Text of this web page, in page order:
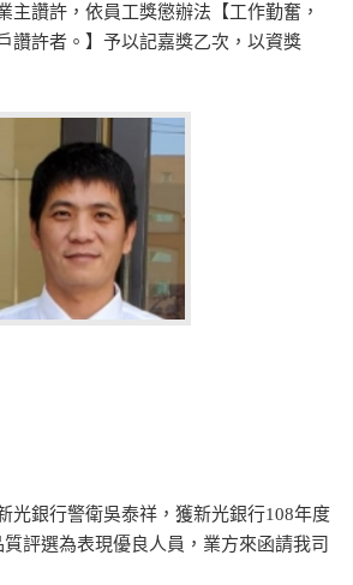
主讚許，依員工獎懲辦法【工作勤奮，
讚許者。】予以記嘉獎乙次，以資獎
光銀行警衛吳泰祥，獲新光銀行108年度
評選為表現優良人員，業方來函請我司